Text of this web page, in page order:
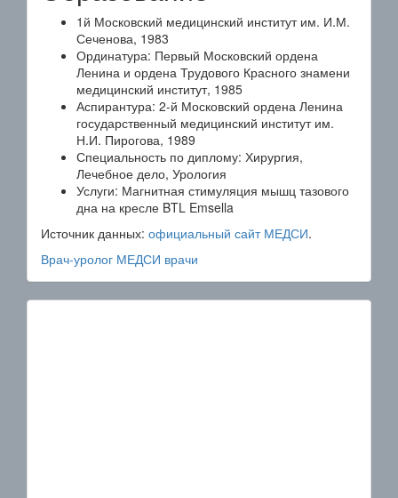
1й Московский медицинский институт им. И.М.
Сеченова, 1983
Ординатура: Первый Московский ордена
Ленина и ордена Трудового Красного знамени
медицинский институт, 1985
Аспирантура: 2-й Московский ордена Ленина
государственный медицинский институт им.
Н.И. Пирогова, 1989
Специальность по диплому: Хирургия,
Лечебное дело, Урология
Услуги: Магнитная стимуляция мышц тазового
дна на кресле BTL Emsella
Источник данных: официальный сайт МЕДСИ.
Врач-уролог МЕДСИ врачи